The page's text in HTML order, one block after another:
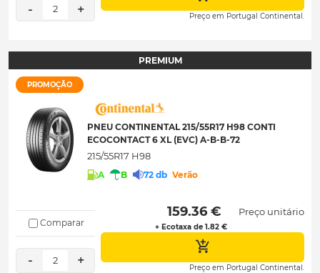
- 2 + Preço em Portugal Continental.
PREMIUM
PROMOÇÃO
PNEU CONTINENTAL 215/55R17 H98 CONTI
ECOCONTACT 6 XL (EVC) A-B-B-72
215/55R17 H98
A B 72 db Verão
Comparar
- 2 +
159.36 €
+ Ecotaxa de 1.82 €
Preço unitário
Preço em Portugal Continental.